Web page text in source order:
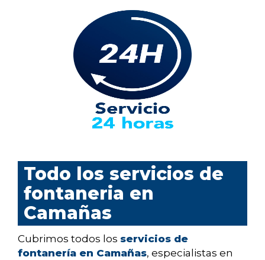
Todo los servicios de
fontaneria en
Camañas
Cubrimos todos los servicios de
fontanería en Camañas, especialistas en